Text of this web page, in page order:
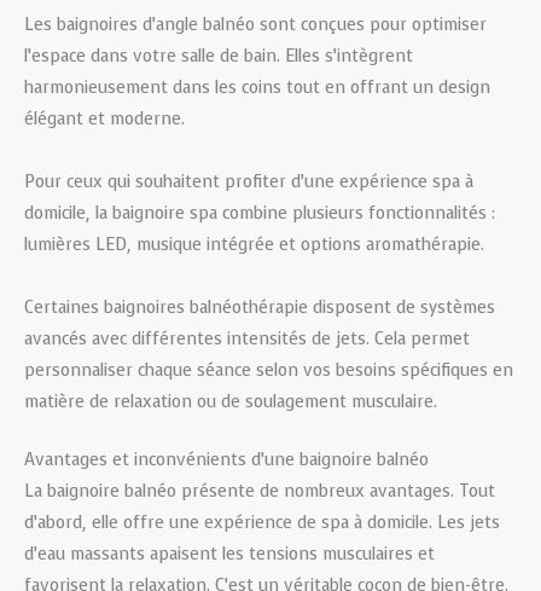
Les baignoires d’angle balnéo sont conçues pour optimiser
l’espace dans votre salle de bain. Elles s’intègrent
harmonieusement dans les coins tout en offrant un design
élégant et moderne.
Pour ceux qui souhaitent profiter d’une expérience spa à
domicile, la baignoire spa combine plusieurs fonctionnalités :
lumières LED, musique intégrée et options aromathérapie.
Certaines baignoires balnéothérapie disposent de systèmes
avancés avec différentes intensités de jets. Cela permet
personnaliser chaque séance selon vos besoins spécifiques en
matière de relaxation ou de soulagement musculaire.
Avantages et inconvénients d’une baignoire balnéo
La baignoire balnéo présente de nombreux avantages. Tout
d’abord, elle offre une expérience de spa à domicile. Les jets
d’eau massants apaisent les tensions musculaires et
favorisent la relaxation. C’est un véritable cocon de bien-être.